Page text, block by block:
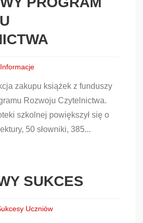
Informacje
zakupu książek z funduszy
Rozwoju Czytelnictwa.
szkolnej powiększył się o
50 słowniki, 385...
SUKCES
Uczniów